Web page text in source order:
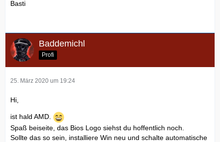
Basti
Baddemichl
Profi
25. März 2020 um 19:24
Hi,
ist hald AMD.
Spaß beiseite, das Bios Logo siehst du hoffentlich noch.
Sollte das so sein, installiere Win neu und schalte automatische